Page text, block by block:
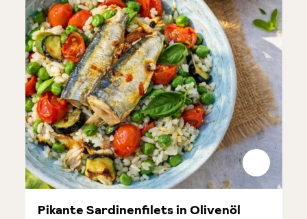
Pikante Sardinenfilets in Olivenöl